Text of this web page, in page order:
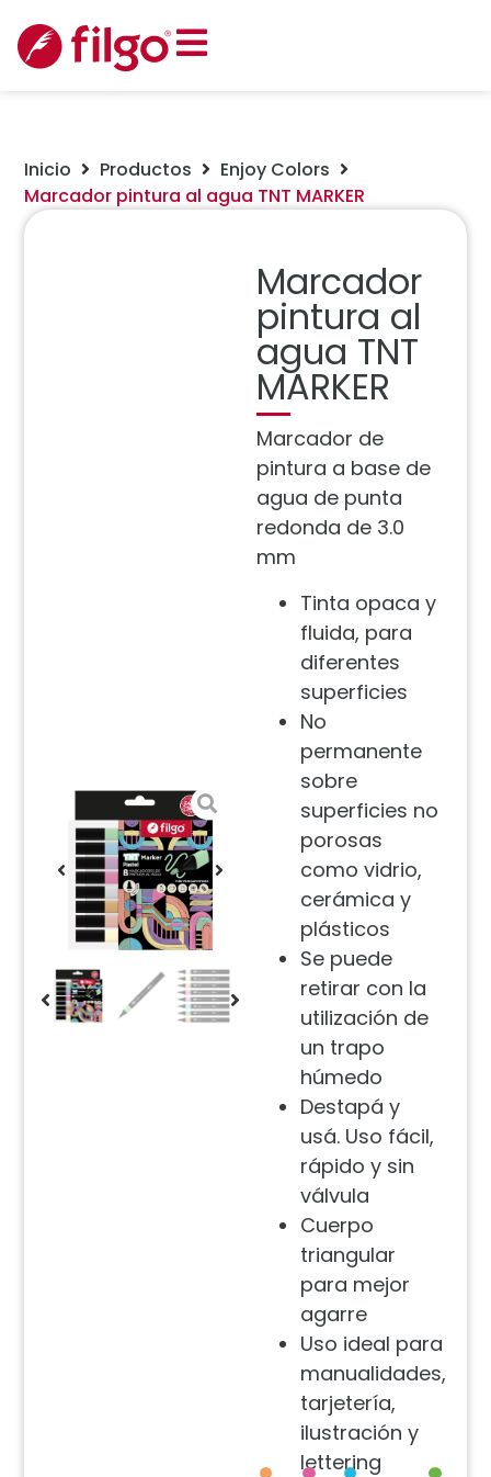
Inicio Productos
Enjoy Colors
Marcador pintura al agua TNT MARKER
Marcador
pintura al
agua TNT
MARKER
Marcador de
pintura a base de
agua de punta
redonda de 3.0
mm
Tinta opaca y
fluida, para
diferentes
superficies
No
permanente
sobre
superficies no
porosas
como vidrio,
cerámica y
plásticos
Se puede
retirar con la
utilización de
un trapo
húmedo
Destapá y
usá. Uso fácil,
rápido y sin
válvula
Cuerpo
triangular
para mejor
agarre
Uso ideal para
manualidades,
tarjetería,
ilustración y
lettering